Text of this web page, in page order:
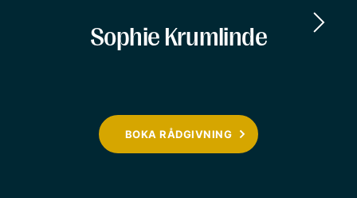
Sophie Krumlinde
BOKA RÅDGIVNING